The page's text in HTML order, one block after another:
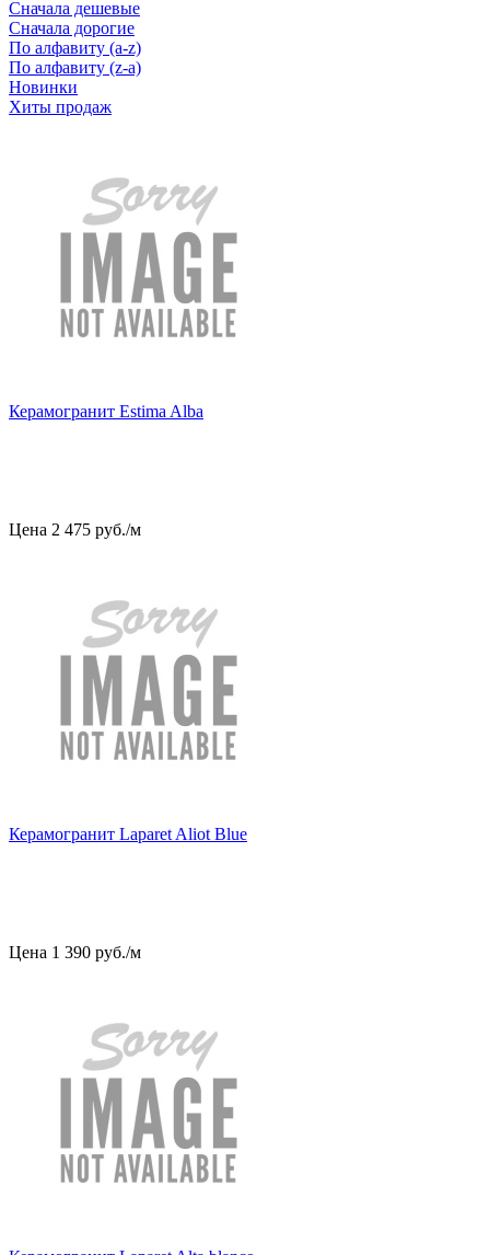
Сначала дешевые
Сначала дорогие
По алфавиту (a-z)
По алфавиту (z-a)
Новинки
Хиты продаж
Керамогранит Estima Alba
Цена 2 475 руб./м
Керамогранит Laparet Aliot Blue
Цена 1 390 руб./м